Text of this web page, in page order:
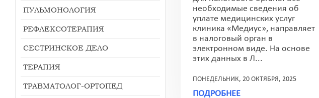
необходимые сведения об
уплате медицинских услуг
клиника «Медиус», направляет
в налоговый орган в
электронном виде. На основе
этих данных в Л...
ПОНЕДЕЛЬНИК, 20 ОКТЯБРЯ, 2025
ПОДРОБНЕЕ
ПУЛЬМОНОЛОГИЯ
РЕФЛЕКСОТЕРАПИЯ
СЕСТРИНСКОЕ ДЕЛО
ТЕРАПИЯ
ТРАВМАТОЛОГ-ОРТОПЕД